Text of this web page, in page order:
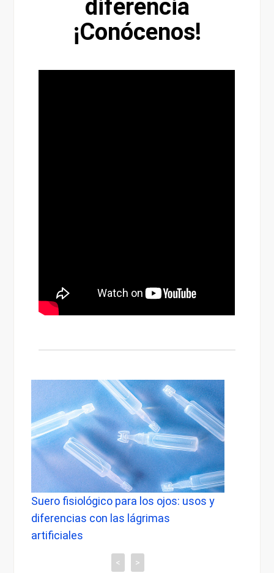
diferencia
¡Conócenos!
Suero fisiológico para los ojos: usos y
diferencias con las lágrimas
artificiales
< >